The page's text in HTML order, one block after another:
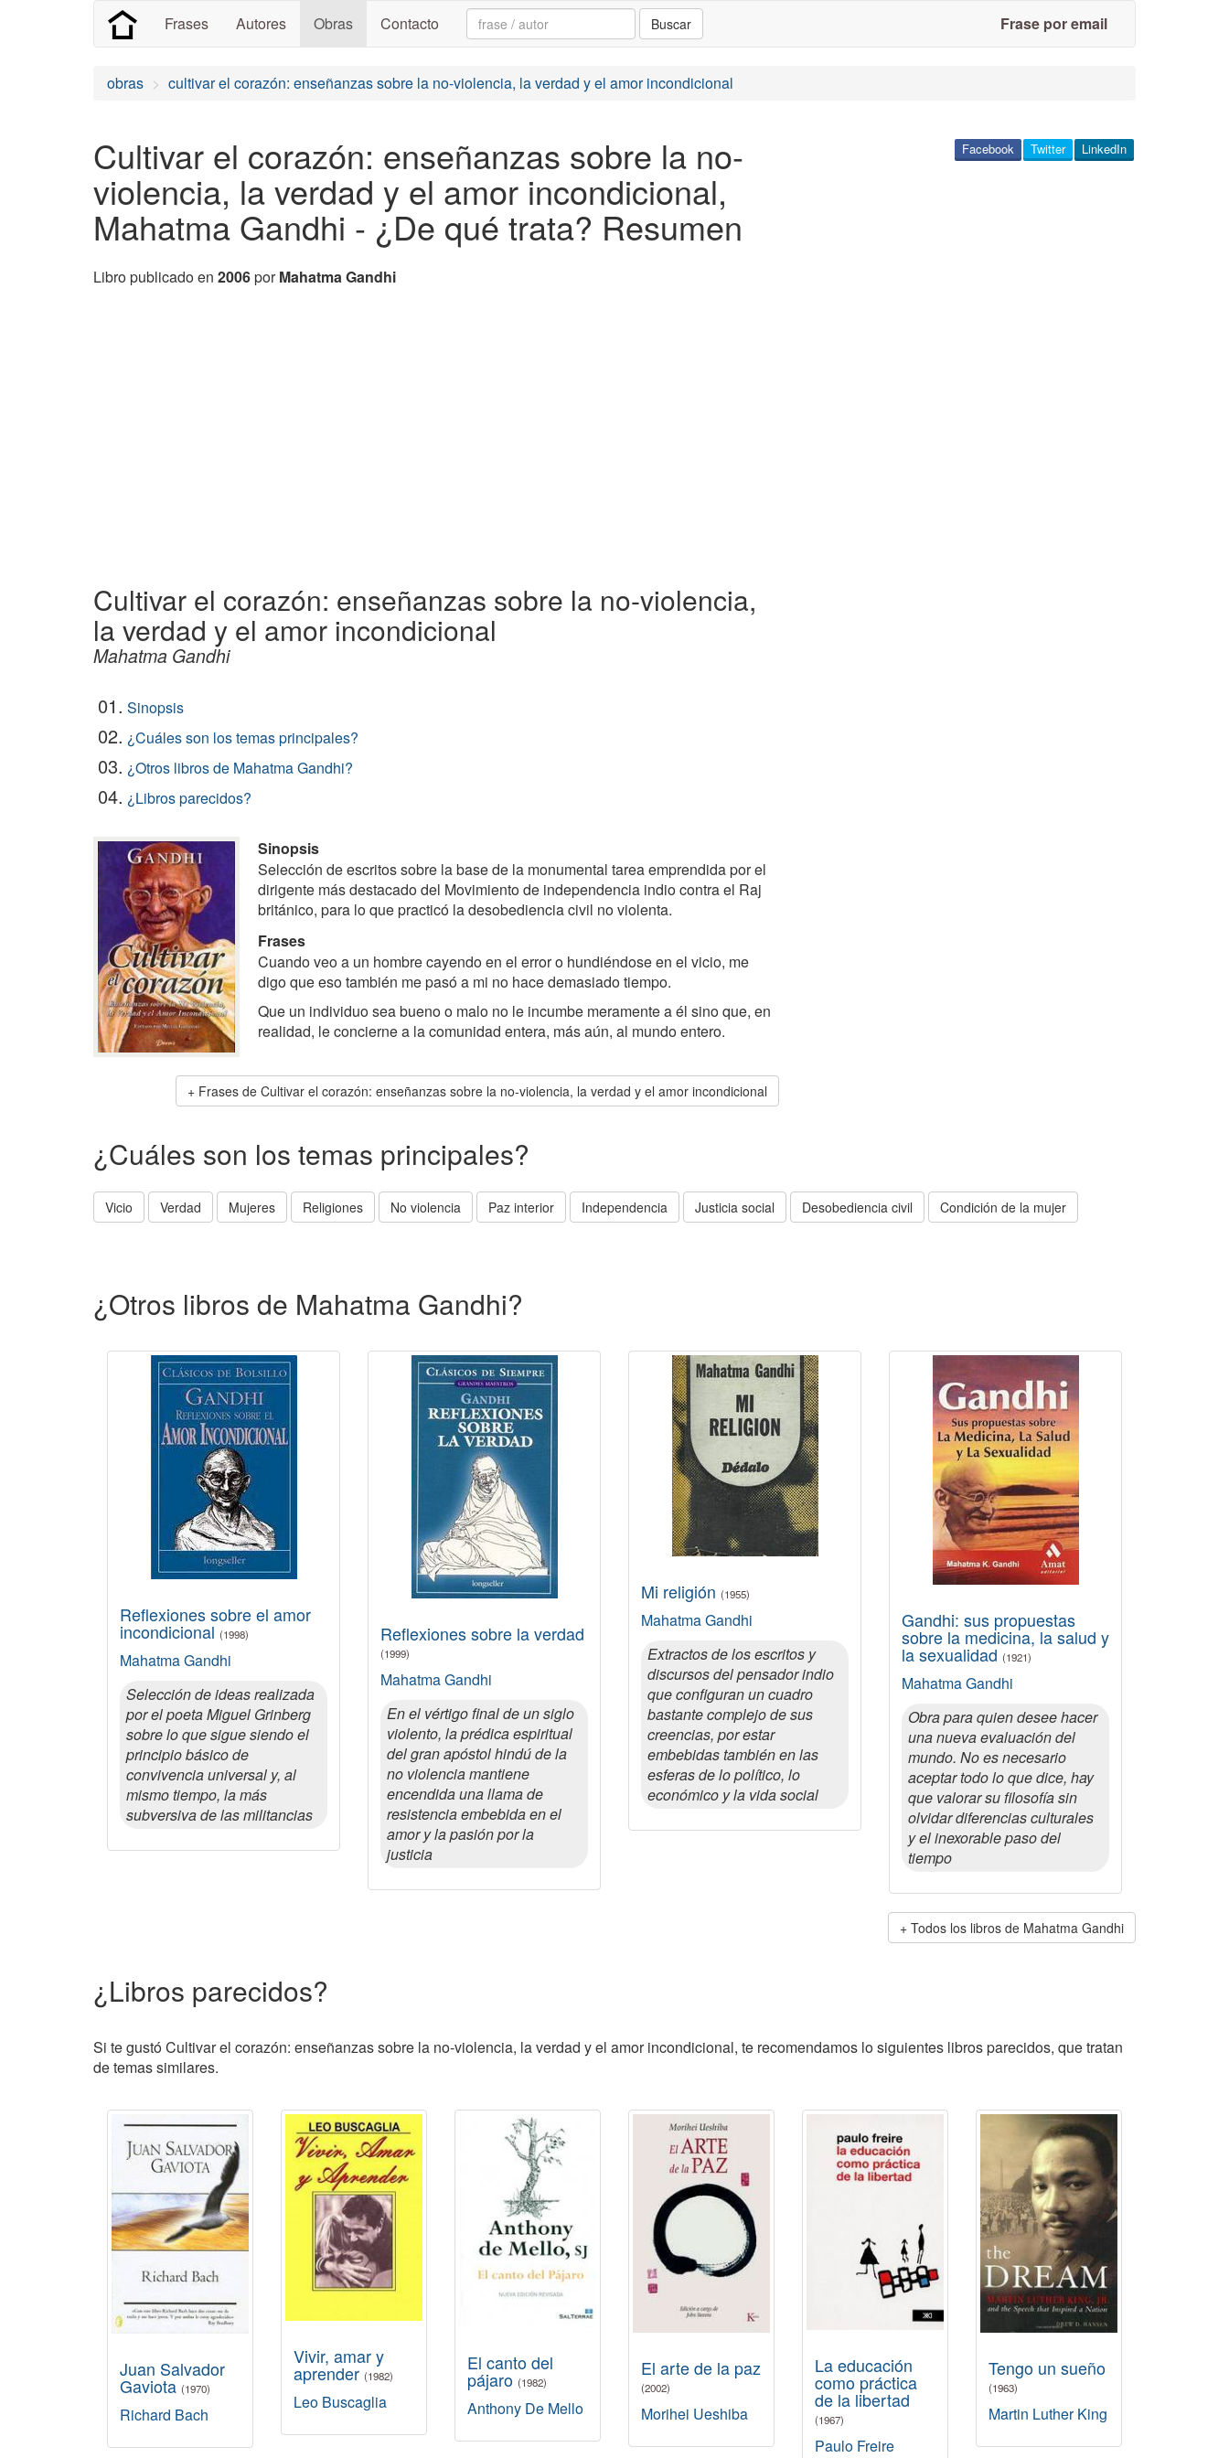
Frases Autores Obras Contacto Search: Buscar Frase por email
obras cultivar el corazón: enseñanzas sobre la no-violencia, la verdad y el amor incondicional
Cultivar el corazón: enseñanzas sobre la no-
violencia, la verdad y el amor incondicional,
Mahatma Gandhi - ¿De qué trata? Resumen
Libro publicado en 2006porMahatma Gandhi
LinkedIn
Twitter
Facebook
Cultivar el corazón: enseñanzas sobre la no-violencia,
la verdad y el amor incondicional
Mahatma Gandhi
01. Sinopsis
02. ¿Cuáles son los temas principales?
03. ¿Otros libros de Mahatma Gandhi?
04. ¿Libros parecidos?
Sinopsis
Selección de escritos sobre la base de la monumental tarea emprendida por el
dirigente más destacado del Movimiento de independencia indio contra el Raj
británico, para lo que practicó la desobediencia civil no violenta.
Frases
Cuando veo a un hombre cayendo en el error o hundiéndose en el vicio, me
digo que eso también me pasó a mi no hace demasiado tiempo.
Que un individuo sea bueno o malo no le incumbe meramente a él sino que, en
realidad, le concierne a la comunidad entera, más aún, al mundo entero.
Frases de Cultivar el corazón: enseñanzas sobre la no-violencia, la verdad y el amor incondicional
¿Cuáles son los temas principales?
Vicio Verdad Mujeres Religiones No violencia Paz interior Independencia Justicia social Desobediencia civil Condición de la mujer
¿Otros libros de Mahatma Gandhi?
Reflexiones sobre el amor
incondicional (1998)
Mahatma Gandhi
Selección de ideas realizada
por el poeta Miguel Grinberg
sobre lo que sigue siendo el
principio básico de
convivencia universal y, al
mismo tiempo, la más
subversiva de las militancias
Reflexiones sobre la verdad
(1999)
Mahatma Gandhi
En el vértigo final de un siglo
violento, la prédica espiritual
del gran apóstol hindú de la
no violencia mantiene
encendida una llama de
resistencia embebida en el
amor y la pasión por la
justicia
Mi religión (1955)
Mahatma Gandhi
Extractos de los escritos y
discursos del pensador indio
que configuran un cuadro
bastante complejo de sus
creencias, por estar
embebidas también en las
esferas de lo político, lo
económico y la vida social
Gandhi: sus propuestas
sobre la medicina, la salud y
la sexualidad (1921)
Mahatma Gandhi
Obra para quien desee hacer
una nueva evaluación del
mundo. No es necesario
aceptar todo lo que dice, hay
que valorar su filosofía sin
olvidar diferencias culturales
y el inexorable paso del
tiempo
Todos los libros de Mahatma Gandhi
¿Libros parecidos?
Si te gustó Cultivar el corazón: enseñanzas sobre la no-violencia, la verdad y el amor incondicional, te recomendamos lo siguientes libros parecidos, que tratan
de temas similares.
Juan Salvador
Gaviota (1970)
Richard Bach
Vivir, amar y
aprender (1982)
Leo Buscaglia
El canto del
pájaro (1982)
Anthony De Mello
El arte de la paz
(2002)
Morihei Ueshiba
La educación
como práctica
de la libertad
(1967)
Paulo Freire
Tengo un sueño
(1963)
Martin Luther King